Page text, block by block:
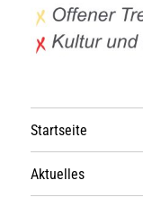
Startseite
Aktuelles